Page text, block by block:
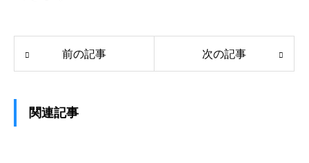
前の記事 次の記事
関連記事